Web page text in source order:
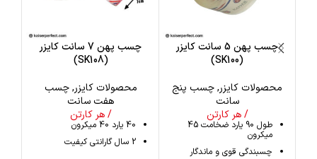
چسب پهن 5 سانت کایزر
(SK100)
محصولات کایزر,چسب پنج
سانت
/ هر کارتن
طول 90 یارد ضخامت 45
میکرون
چسبندگی قوی و ماندگار
چسب پهن 7 سانت کایزر
(SK108)
محصولات کایزر,چسب
هفت سانت
/ هر کارتن
40 یارد 40 میکرون
2 سال گارانتی کیفیت